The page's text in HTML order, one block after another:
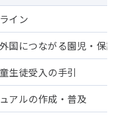
イン
国につながる園児・保
生徒受入の手引
アルの作成・普及